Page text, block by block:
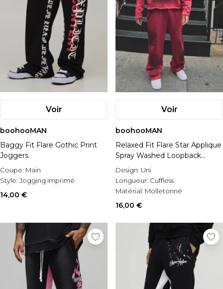
Voir
boohooMAN
Baggy Fit Flare Gothic Print
Joggers
Coupe: Main
Style: Jogging imprimé
14,00 €
Voir
boohooMAN
Relaxed Fit Flare Star Applique
Spray Washed Loopback
Joggers
Design: Uni
Longueur: Cuffless
Matérial: Molletonné
16,00 €